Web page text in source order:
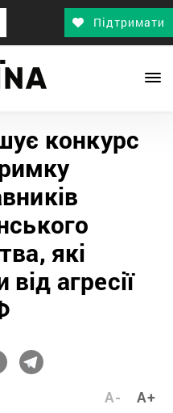
Підтримати
конкурс
які
агресії
A+
A-